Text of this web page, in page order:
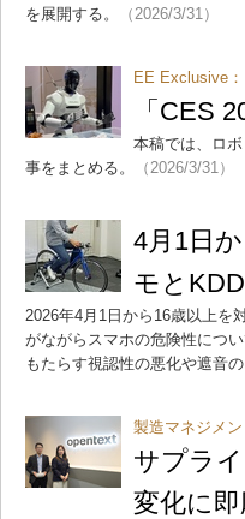
を展開する。
（2026/3/31）
EE Exclusive：
「CES
本稿では、ロ
事をまとめる。
（2026/3/31）
4月1日
モと
2026年4月1日から16歳以上を
がながらスマホの危険性につ
もたらす視認性の悪化や遮音
製造マネジメ
サプラ
変化に